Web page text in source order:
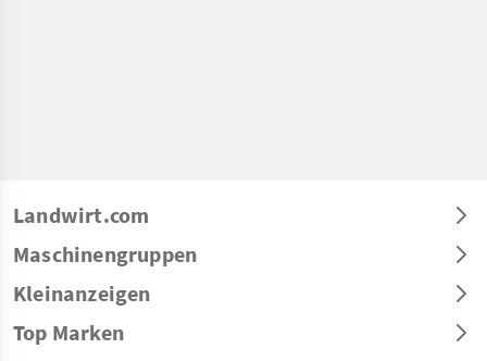
Landwirt.com
Maschinengruppen
Kleinanzeigen
Top Marken